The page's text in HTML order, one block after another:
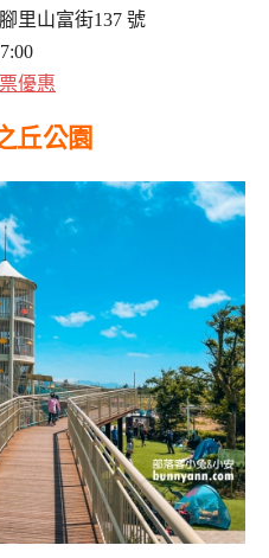
里山富街137 號
優惠
丘公園